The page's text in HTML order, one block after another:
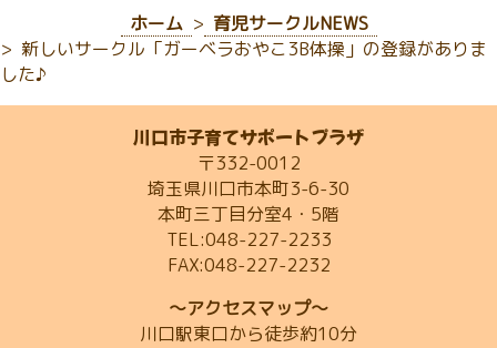
ホーム
育児サークルNEWS
新しいサークル「ガーベラおやこ3B体操」の登録がありま
した♪
川口市子育てサポートプラザ
〒332-0012
埼玉県川口市本町3-6-30
本町三丁目分室4・5階
TEL:048-227-2233
FAX:048-227-2232
～アクセスマップ～
川口駅東口から徒歩約10分